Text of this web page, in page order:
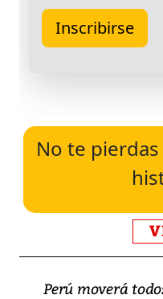
No te
Perú moverá